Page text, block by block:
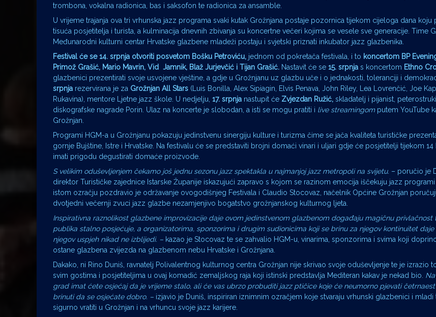
trombona, vokalna radionica, bas i saksofon te radionica za ansamble.
U vrijeme trajanja ova tri vrhunska jazz programa svaki kutak Grožnjana postaje pozornica tijekom cijeloga dana koju
tisuća posjetitelja i turista, a kulminacija dnevnih zbivanja su koncertne večeri kojima se vesele sve generacije. Time
Međunarodni kulturni centar Hrvatske glazbene mladeži postaju i svjetski priznati inkubator jazz glazbenika.
Festival će se 14. srpnja otvoriti posvetom Bošku Petroviću, jednom od pokretača festivala, i to koncertom BP
Primož Grašić, Mario Mavrin, Vid Jamnik, Blaž Jurjevčić i Tijan Grašić. Nastavit će se 15. srpnja s koncertom Ethno
glazbenici prezentirati svoje usvojene vještine, a gdje u Grožnjanu uz glazbu uče i o jednakosti, toleranciji i
srpnja rezervirana je za Grožnjan All Stars (Luis Bonilla, Alex Sipiagin, Elvis Penava, John Riley, Lea Lovrenčić, Joe
Rukavina), mentore Ljetne jazz škole. U nedjelju, 17. srpnja nastupit će Zvjezdan Ružić, skladatelj i pijanist,
diskografske nagrade Porin. Ulaz na koncerte je slobodan, a isti se mogu pratiti i live streamingomputem YouTube
Grožnjan.
Programi HGM-a u Grožnjanu pokazuju jedinstvenu sinergiju kulture i turizma čime se jača kvaliteta turističke
gornje Bujštine, Istre i Hrvatske. Na festivalu će se predstaviti brojni domaći vinari i uljari gdje će posjetitelji tijekom
imati prigodu degustirati domaće proizvode.
S velikim oduševljenjem čekamo još jednu sezonu jazz spektakla u najmanjoj jazz metropoli na svijetu. – poručio je
direktor Turističke zajednice Istarske Županije iskazujući zapravo s kojom se razinom emocija iščekuju jazz programi
istom ozračju pozdravio je održavanje ovogodišnjeg Festivala i Claudio Stocovaz, načelnik Općine Grožnjan
dvotjedni večernji zvuci jazz glazbe nezamjenjivo bogatstvo grožnjanskog kulturnog ljeta.
Inspirativna raznolikost glazbene improvizacije daje ovom jedinstvenom glazbenom događaju magičnu privlačnost
publika stalno posjećuje, a organizatorima, sponzorima i drugim sudionicima koji se brinu za njegov kontinuitet
njegov uspjeh nikad ne izblijedi. – kazao je Stocovaz te se zahvalio HGM-u, vinarima, sponzorima i svima koji
ostane glazbena zvijezda na glazbenom nebu Hrvatske i Grožnjana.
Dakako, ni Rino Duniš, ravnatelj Polivalentnog kulturnog centra Grožnjan nije skrivao svoje oduševljenje te je izrazio
svim gostima i posjetiteljima u ovaj komadić zemaljskog raja koji istinski predstavlja Mediteran kakav je nekad bio.
grad imat ćete osjećaj da je vrijeme stalo, ali će vas ubrzo probuditi jazz ptičice koje će neumorno pjevati
brinuti da se osjećate dobro. – izjavio je Duniš, inspiriran iznimnim ozračjem koje stvaraju vrhunski glazbenici i mladi
sigurno vratiti u Grožnjan i na vrhuncu svoje jazz karijere.